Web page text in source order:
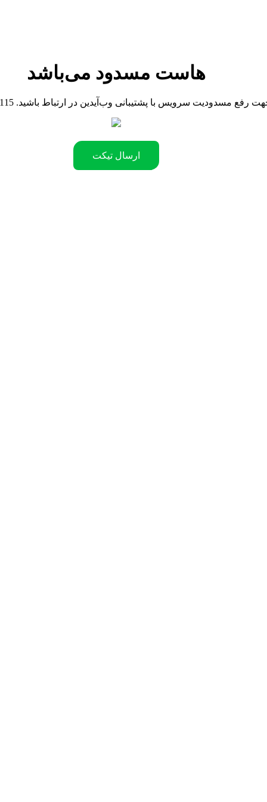
هاست مسدود می‌باشد
.جهت رفع مسدودیت سرویس با پشتیبانی وب‌آیدین در ارتباط باشید
ارسال تیکت